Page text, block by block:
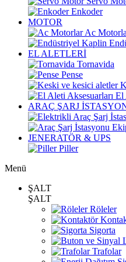
Enkoder
MOTOR
Ac
EL ALETLERİ
Tornavida
Pense
El
ARAÇ ŞARJ
JENERATÖR & UPS
Piller
Menü
ŞALT
ŞALT
Röleler
Sigorta
Trafolar